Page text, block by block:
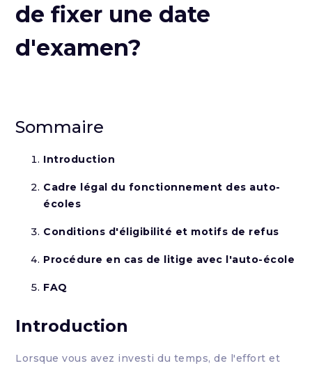
de fixer une date
d'examen?
Sommaire
Introduction
Cadre légal du fonctionnement des auto-
écoles
Conditions d'éligibilité et motifs de refus
Procédure en cas de litige avec l'auto-école
FAQ
Introduction
Lorsque vous avez investi du temps, de l'effort et